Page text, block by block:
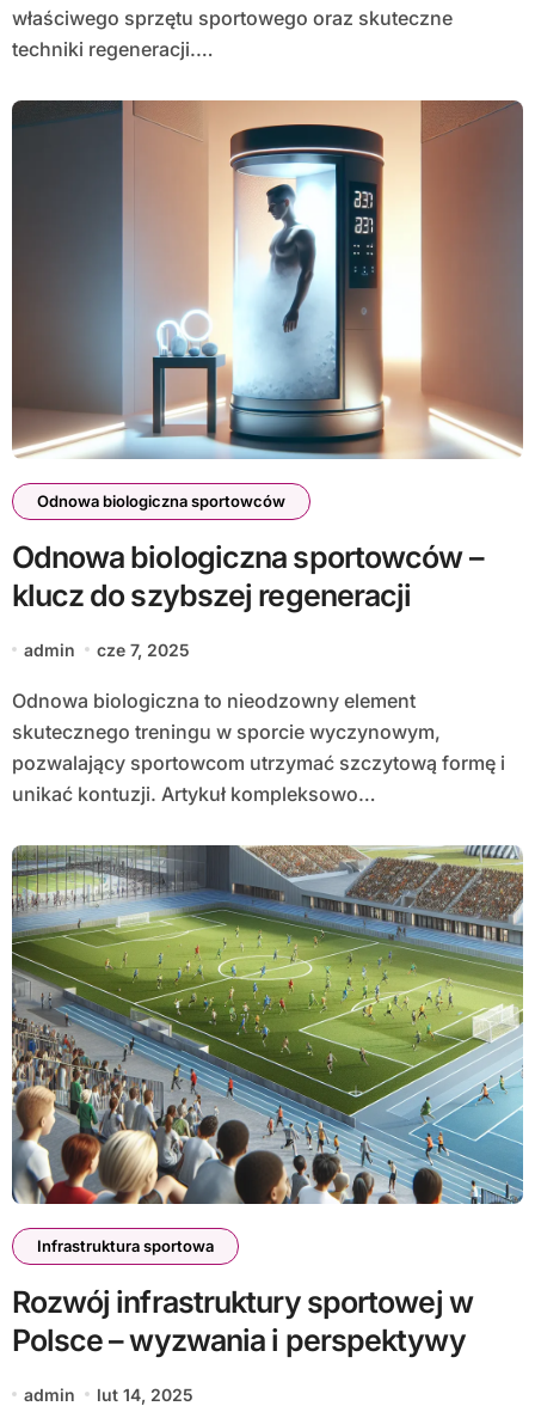
właściwego sprzętu sportowego oraz skuteczne
techniki regeneracji.…
Odnowa biologiczna sportowców
Odnowa biologiczna sportowców –
klucz do szybszej regeneracji
admin cze 7, 2025
Odnowa biologiczna to nieodzowny element
skutecznego treningu w sporcie wyczynowym,
pozwalający sportowcom utrzymać szczytową formę i
unikać kontuzji. Artykuł kompleksowo…
Infrastruktura sportowa
Rozwój infrastruktury sportowej w
Polsce – wyzwania i perspektywy
admin lut 14, 2025